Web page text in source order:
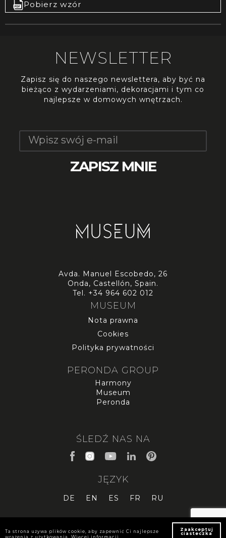
Zaakceptuj
ciasteczka
Ta strona używa plików cookie, aby zapewnić Ci najlepsze
wrażenia z użytkowania. Więcej informacji
Pobierz wzór
NEWSLETTER
Zapisz się do naszego newslettera, aby być na
bieżąco z wydarzeniami, dekoracjami i tym co
najlepsze w domowych wnętrzach.
Avda. Manuel Escobedo, 26
Onda, Castellón, Spain.
Tel. +34 964 602 012
MUSEUM
Nota prawna
Cookies
Polityka prywatności
PERONDA GROUP
Harmony
Museum
Peronda
ŚLEDŹ NAS NA
JĘZYK
DE EN ES FR RU